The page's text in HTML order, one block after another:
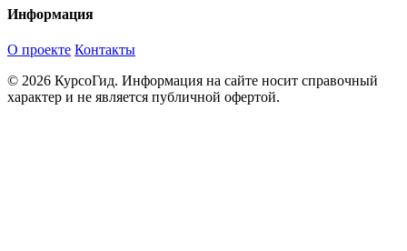
Информация
О проекте Контакты
© 2026 КурсоГид. Информация на сайте носит справочный
характер и не является публичной офертой.